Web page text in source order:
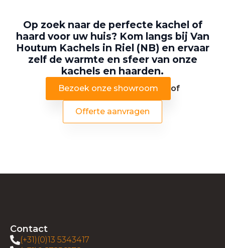
Op zoek naar de perfecte kachel of
haard voor uw huis? Kom langs bij Van
Houtum Kachels in Riel (NB) en ervaar
zelf de warmte en sfeer van onze
kachels en haarden.
Bezoek onze showroom of
Offerte aanvragen
Contact
(+31)(0)13 5343417